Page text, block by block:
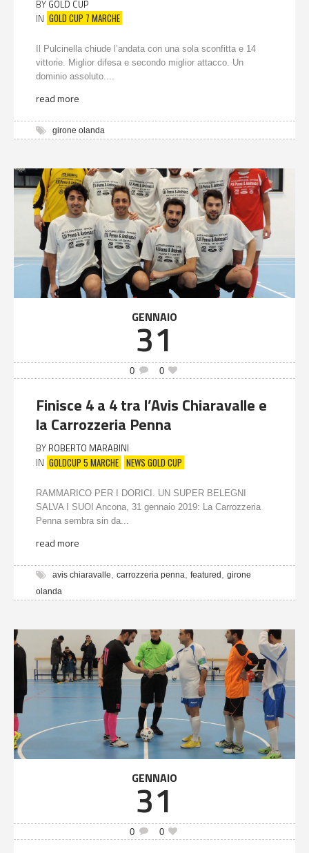
BY GOLD CUP
IN GOLD CUP 7 MARCHE
Il Pulcinella chiude l’andata con una sola sconfitta e 14
vittorie. Miglior difesa e secondo miglior attacco. Un
dominio assoluto....
read more
girone olanda
GENNAIO
31
0 0
Finisce 4 a 4 tra l’Avis Chiaravalle e
la Carrozzeria Penna
BY ROBERTO MARABINI
IN GOLDCUP 5 MARCHE NEWS GOLD CUP
RAMMARICO PER I DORICI. UN SUPER BELEGNI
SALVA I SUOI Ancona, 31 gennaio 2019: La Carrozzeria
Penna sembra sin da...
read more
avis chiaravalle carrozzeria penna featured
girone
olanda
GENNAIO
31
0 0